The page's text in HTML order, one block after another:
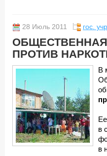
28 Июль 2011 гос.
ПРОТИВ
В
в
в